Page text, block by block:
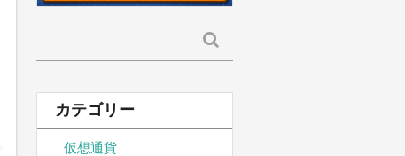
索:
カテゴリー
仮想通貨